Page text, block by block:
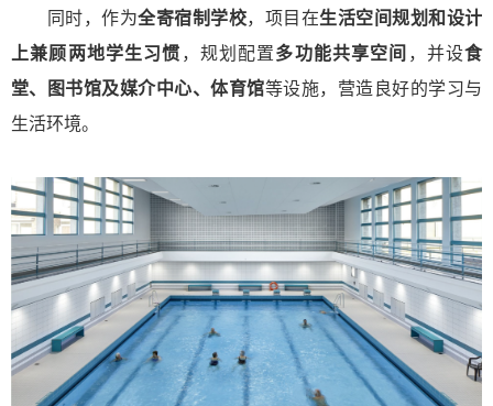
同时，作为全寄宿制学校，项目在生活空间规划和设计
上兼顾两地学生习惯 ，规划配置多功能共享空间 ，并设食
堂、图书馆及媒介中心、体育馆等设施，营造良好的学习与
生活环境。